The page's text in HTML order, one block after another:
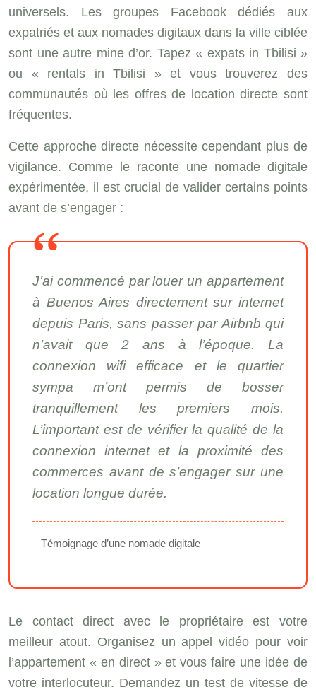
universels. Les groupes Facebook dédiés aux
expatriés et aux nomades digitaux dans la ville ciblée
sont une autre mine d’or. Tapez « expats in Tbilisi »
ou « rentals in Tbilisi » et vous trouverez des
communautés où les offres de location directe sont
fréquentes.
Cette approche directe nécessite cependant plus de
vigilance. Comme le raconte une nomade digitale
expérimentée, il est crucial de valider certains points
avant de s’engager :
J’ai commencé par louer un appartement
à Buenos Aires directement sur internet
depuis Paris, sans passer par Airbnb qui
n’avait que 2 ans à l’époque. La
connexion wifi efficace et le quartier
sympa m’ont permis de bosser
tranquillement les premiers mois.
L’important est de vérifier la qualité de la
connexion internet et la proximité des
commerces avant de s’engager sur une
location longue durée.
– Témoignage d’une nomade digitale
Le contact direct avec le propriétaire est votre
meilleur atout. Organisez un appel vidéo pour voir
l’appartement « en direct » et vous faire une idée de
votre interlocuteur. Demandez un test de vitesse de